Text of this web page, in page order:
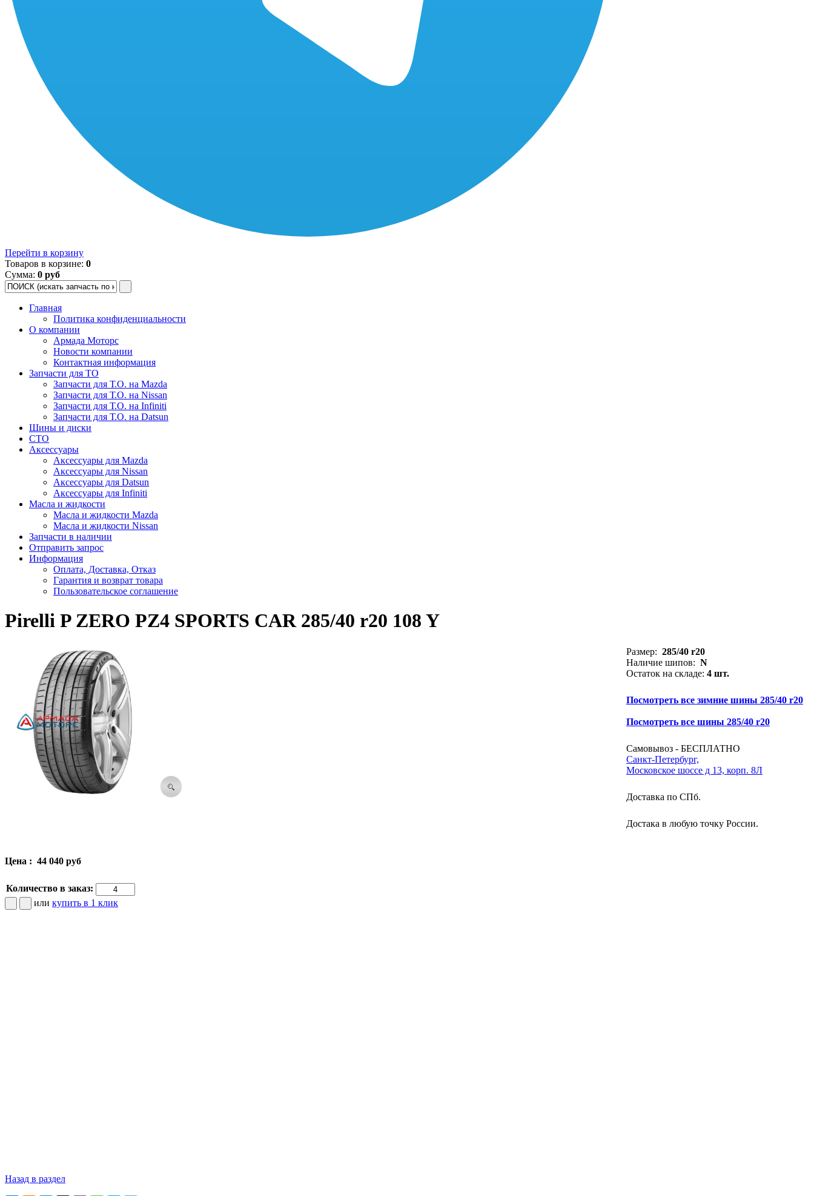
Перейти в корзину
Товаров в корзине: 0
Сумма: 0 руб
Главная
Политика конфиденциальности
О компании
Армада Моторс
Новости компании
Контактная информация
Запчасти для ТО
Запчасти для Т.О. на Mazda
Запчасти для Т.О. на Nissan
Запчасти для Т.О. на Infiniti
Запчасти для Т.О. на Datsun
Шины и диски
СТО
Аксессуары
Аксессуары для Mazda
Аксессуары для Nissan
Аксессуары для Datsun
Аксессуары для Infiniti
Масла и жидкости
Масла и жидкости Mazda
Масла и жидкости Nissan
Запчасти в наличии
Отправить запрос
Информация
Оплата, Доставка, Отказ
Гарантия и возврат товара
Пользовательское соглашение
Pirelli P ZERO PZ4 SPORTS CAR 285/40 r20 108 Y
Размер: 285/40 r20
Наличие шипов: N
Остаток на складе: 4 шт.
Посмотреть все зимние шины 285/40 r20
Посмотреть все шины 285/40 r20
Самовывоз - БЕСПЛАТНО
Санкт-Петербург,
Московское шоссе д 13, корп. 8Л
Доставка по СПб.
Достака в любую точку России.
Цена : 44 040 руб
Количество в заказ:
или купить в 1 клик
Назад в раздел